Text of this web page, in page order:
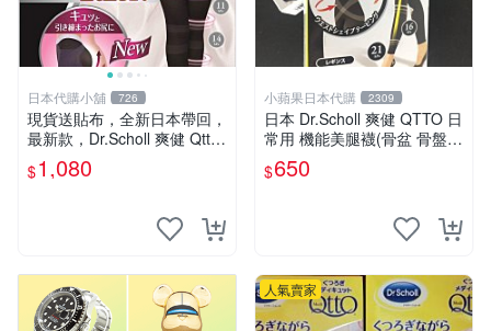
日本代購小舖 726
現貨送貼布，全新日本帶回，
最新款，Dr.Scholl 爽健 QttO
睡眠用機能美腿襪 骨盆襪 提
臀2公分
$1,080
小蘋果日本代購 2309
日本 Dr.Scholl 爽健 QTTO 日
常用 機能美腿襪(骨盆 骨盤加
強) 外出系列 ~
$650
人氣賣家